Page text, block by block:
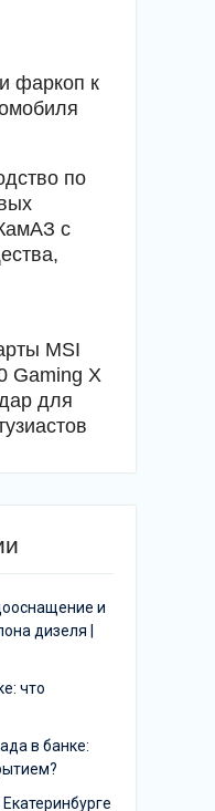
фаркоп к
по
с
MSI
Gaming X
для
и
дизеля |
что
в банке: